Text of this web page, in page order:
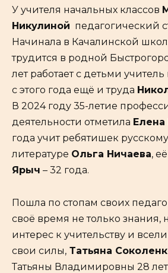
У учителя начальных классов
Никулиной педагогический
Начинала в Качалинской
трудится в родной
лет работает с детьми
с этого года ещё и труда
В 2024 году 35-летие
деятельности отметила Елена
года учит ребятишек
литературе Ольга Ничаева,
Ярыч – 32 года.
Пошла по стопам своих
своё время не только
интерес к учительству и
свои силы, Татьяна
Татьяны Владимировны 28